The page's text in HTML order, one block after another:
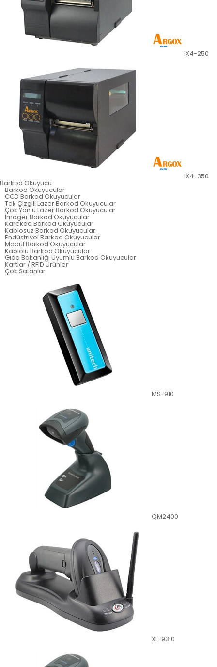
IX4-250
IX4-350
Barkod Okuyucu
Barkod Okuyucular
CCD Barkod Okuyucular
Tek Çizgili Lazer Barkod Okuyucular
Çok Yönlü Lazer Barkod Okuyucular
İmager Barkod Okuyucular
Karekod Barkod Okuyucular
Kablosuz Barkod Okuyucular
Endüstriyel Barkod Okuyucular
Modül Barkod Okuyucular
Kablolu Barkod Okuyucular
Gıda Bakanlığı Uyumlu Barkod Okuyucular
Kartlar / RFID Ürünler
Çok Satanlar
MS-910
QM2400
XL-9310